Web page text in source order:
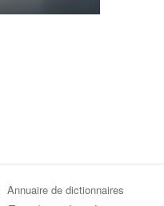
Annuaire de dictionnaires